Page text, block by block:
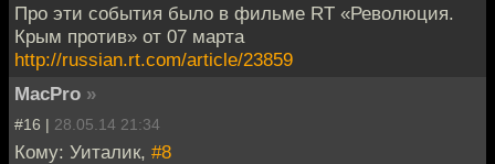
Про эти события было в фильме RT «Революция.
Крым против» от 07 марта
http://russian.rt.com/article/23859
MacPro »
#16 | 28.05.14 21:34
Кому: Уиталик, #8